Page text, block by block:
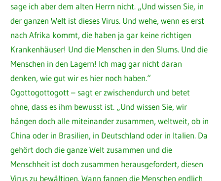
sage ich aber dem alten Herrn nicht. „Und wissen Sie, in
der ganzen Welt ist dieses Virus. Und wehe, wenn es erst
nach Afrika kommt, die haben ja gar keine richtigen
Krankenhäuser! Und die Menschen in den Slums. Und die
Menschen in den Lagern! Ich mag gar nicht daran
denken, wie gut wir es hier noch haben.“
Ogottogottogott – sagt er zwischendurch und betet
ohne, dass es ihm bewusst ist. „Und wissen Sie, wir
hängen doch alle miteinander zusammen, weltweit, ob in
China oder in Brasilien, in Deutschland oder in Italien. Da
gehört doch die ganze Welt zusammen und die
Menschheit ist doch zusammen herausgefordert, diesen
Virus zu bewältigen. Wann fangen die Menschen endlich